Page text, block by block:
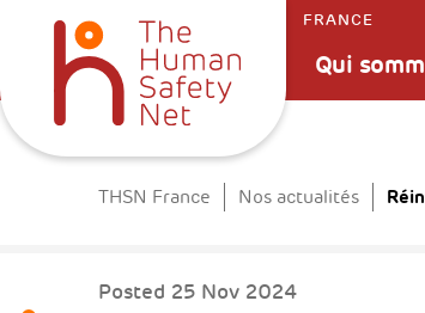
FRANCE
Qui
THSN France Nos actualités
Posted 25 Nov 2024